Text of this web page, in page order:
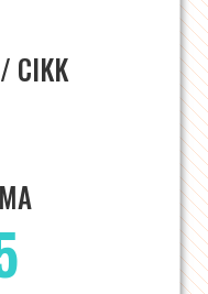
CIKK